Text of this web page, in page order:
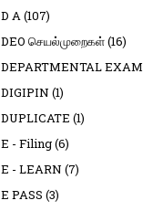
D A(107)
DEO செயல்முறைகள்(16)
DEPARTMENTAL EXAM
DIGIPIN (1)
DUPLICATE (1)
E - Filing(6)
E - LEARN (7)
E PASS (3)